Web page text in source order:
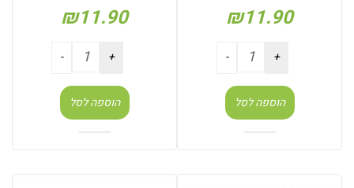
₪11.90
הוספה לסל
₪11.90
הוספה לסל